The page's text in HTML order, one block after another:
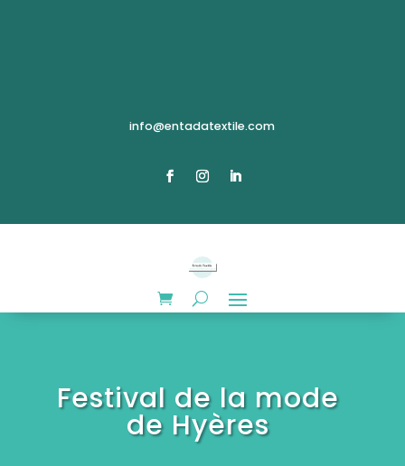
info@entadatextile.com
Festival de la mode
de Hyères